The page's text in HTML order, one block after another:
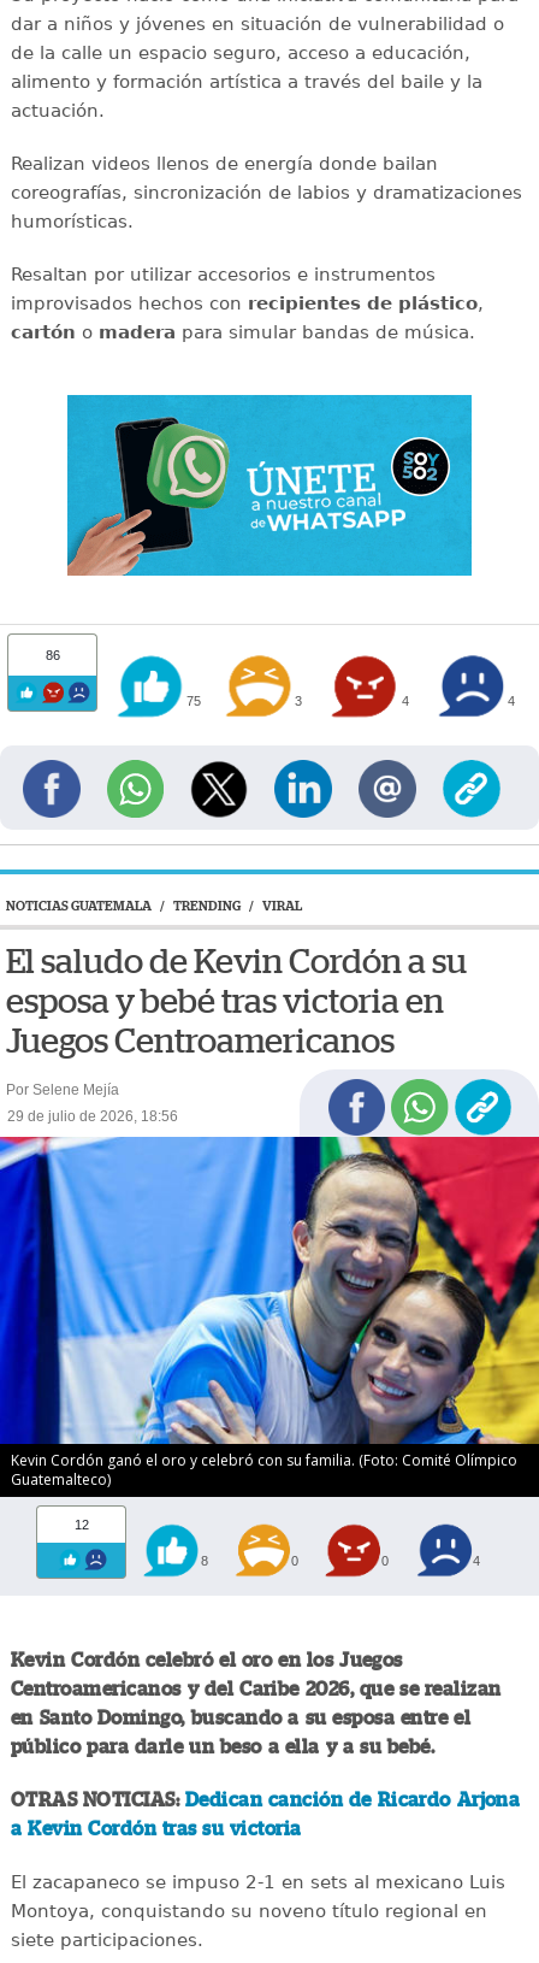
dar a niños y jóvenes en situación de vulnerabilidad o
de la calle un espacio seguro, acceso a educación,
alimento y formación artística a través del baile y la
actuación.
Realizan videos llenos de energía donde bailan
coreografías, sincronización de labios y dramatizaciones
humorísticas.
Resaltan por utilizar accesorios e instrumentos
improvisados hechos con recipientes de plástico,
cartón o madera para simular bandas de música.
86
75 3 4 4
NOTICIAS GUATEMALA / TRENDING / VIRAL
El saludo de Kevin Cordón a su
esposa y bebé tras victoria en
Juegos Centroamericanos
Por Selene Mejía
29 de julio de 2026, 18:56
Kevin Cordón ganó el oro y celebró con su familia. (Foto: Comité Olímpico
Guatemalteco)
12
8 0 0 4
Kevin Cordón celebró el oro en los Juegos
Centroamericanos y del Caribe 2026, que se realizan
en Santo Domingo, buscando a su esposa entre el
público para darle un beso a ella y a su bebé.
OTRAS NOTICIAS: Dedican canción de Ricardo Arjona
a Kevin Cordón tras su victoria
El zacapaneco se impuso 2-1 en sets al mexicano Luis
Montoya, conquistando su noveno título regional en
siete participaciones.